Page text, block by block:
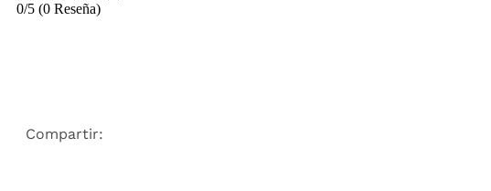
0/5 (0 Reseña)
Compartir: